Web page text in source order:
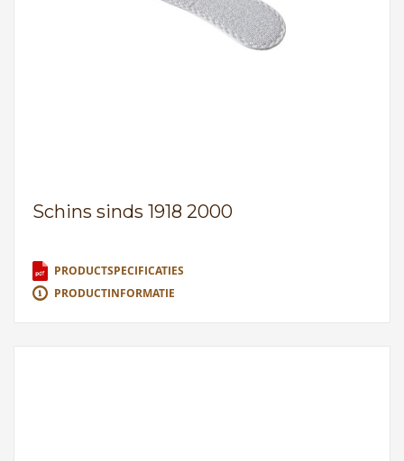
Schins sinds 1918 2000
PRODUCTSPECIFICATIES
PRODUCTINFORMATIE